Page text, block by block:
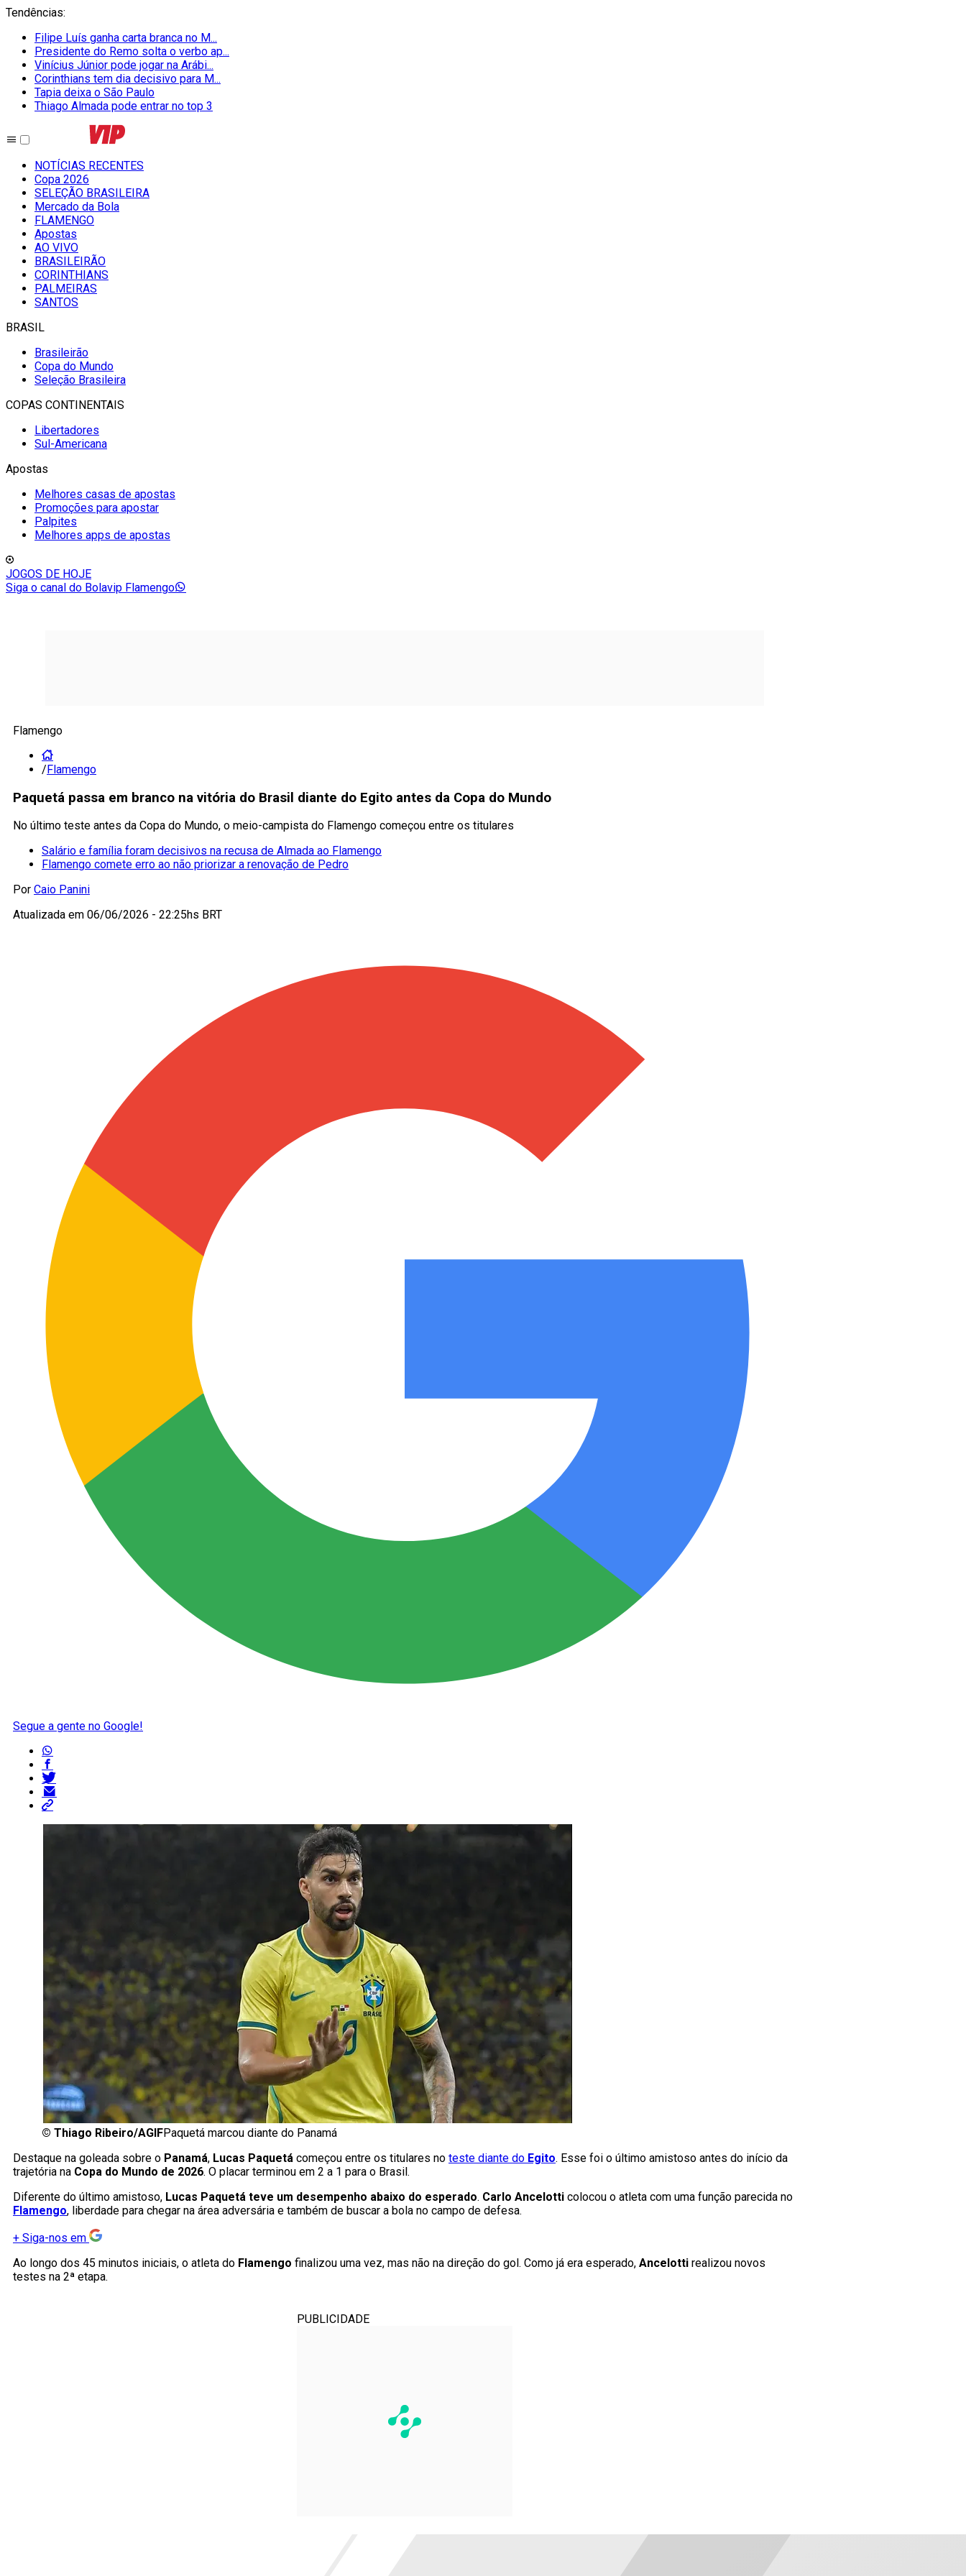
Tendências:
Filipe Luís ganha carta branca no M...
Presidente do Remo solta o verbo ap...
Vinícius Júnior pode jogar na Arábi...
Corinthians tem dia decisivo para M...
Tapia deixa o São Paulo
Thiago Almada pode entrar no top 3
NOTÍCIAS RECENTES
Copa 2026
SELEÇÃO BRASILEIRA
Mercado da Bola
FLAMENGO
Apostas
AO VIVO
BRASILEIRÃO
CORINTHIANS
PALMEIRAS
SANTOS
BRASIL
Brasileirão
Copa do Mundo
Seleção Brasileira
COPAS CONTINENTAIS
Libertadores
Sul-Americana
Apostas
Melhores casas de apostas
Promoções para apostar
Palpites
Melhores apps de apostas
JOGOS DE HOJE
Siga o canal do Bolavip Flamengo
Flamengo
/Flamengo
Paquetá passa em branco na vitória do Brasil diante do Egito antes da Copa do Mundo
No último teste antes da Copa do Mundo, o meio-campista do Flamengo começou entre os titulares
Salário e família foram decisivos na recusa de Almada ao Flamengo
Flamengo comete erro ao não priorizar a renovação de Pedro
Por Caio Panini
Atualizada em 06/06/2026 - 22:25hs BRT
Segue a gente no Google!
© Thiago Ribeiro/AGIFPaquetá marcou diante do Panamá
Destaque na goleada sobre o Panamá, Lucas Paquetá começou entre os titulares no teste diante do Egito. Esse foi o último amistoso antes do início da
trajetória na Copa do Mundo de 2026. O placar terminou em 2 a 1 para o Brasil.
Diferente do último amistoso, Lucas Paquetá teve um desempenho abaixo do esperado. Carlo Ancelotti colocou o atleta com uma função parecida no
Flamengo, liberdade para chegar na área adversária e também de buscar a bola no campo de defesa.
+ Siga-nos em
Ao longo dos 45 minutos iniciais, o atleta do Flamengo finalizou uma vez, mas não na direção do gol. Como já era esperado, Ancelotti realizou novos
testes na 2ª etapa.
PUBLICIDADE